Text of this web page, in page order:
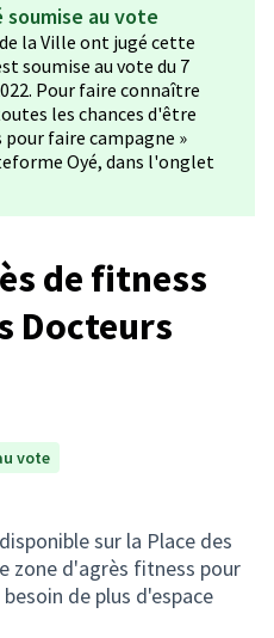
au vote
la Ville ont jugé cette
soumise au vote du 7
Pour faire connaître
les chances d'être
faire campagne »
Oyé, dans l'onglet
de fitness
Docteurs
vote
sur la Place des
zone d'agrès fitness pour
de plus d'espace